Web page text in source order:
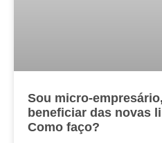
Sou micro-
beneficiar das novas
Como faço?